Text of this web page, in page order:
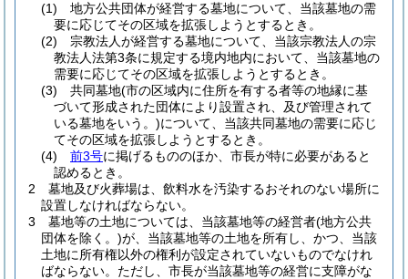
(1)
地方公共団体が経営する墓地について、当該墓地の需
要に応じてその区域を拡張しようとするとき。
(2)
宗教法人が経営する墓地について、当該宗教法人の宗
教法人法第3条に規定する境内地内において、当該墓地の
需要に応じてその区域を拡張しようとするとき。
(3)
共同墓地(市の区域内に住所を有する者等の地縁に基
づいて形成された団体により設置され、及び管理されて
いる墓地をいう。)について、当該共同墓地の需要に応じ
てその区域を拡張しようとするとき。
(4)
前3号に掲げるもののほか、市長が特に必要があると
認めるとき。
2
墓地及び火葬場は、飲料水を汚染するおそれのない場所に
設置しなければならない。
3
墓地等の土地については、当該墓地等の経営者(地方公共
団体を除く。)が、当該墓地等の土地を所有し、かつ、当該
土地に所有権以外の権利が設定されていないものでなけれ
ばならない。 ただし、市長が当該墓地等の経営に支障がな